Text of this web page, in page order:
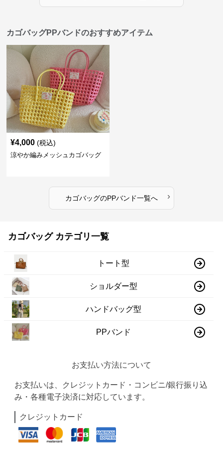
カゴバッグPPバンドのおすすめアイテム
¥4,000 (税込)
涼やか編みメッシュカゴバッグ
カゴバッグのPPバンド一覧へ ›
カゴバッグ カテゴリ一覧
トート型
ショルダー型
ハンドバッグ型
PPバンド
お支払い方法について
お支払いは、クレジットカード・コンビニ/銀行振り込
み・各種電子決済に対応しています。
クレジットカード